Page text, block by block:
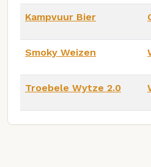
Kampvuur Bier
Smoky Weizen
Troebele Wytze 2.0